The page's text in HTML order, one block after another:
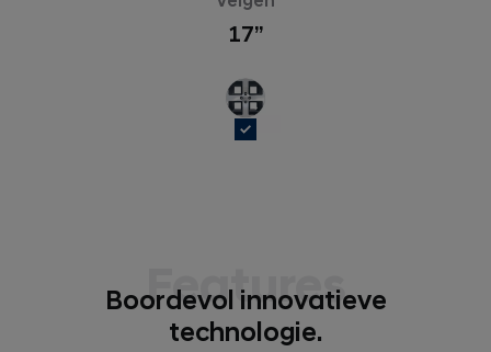
17’’
Features
Boordevol innovatieve
technologie.